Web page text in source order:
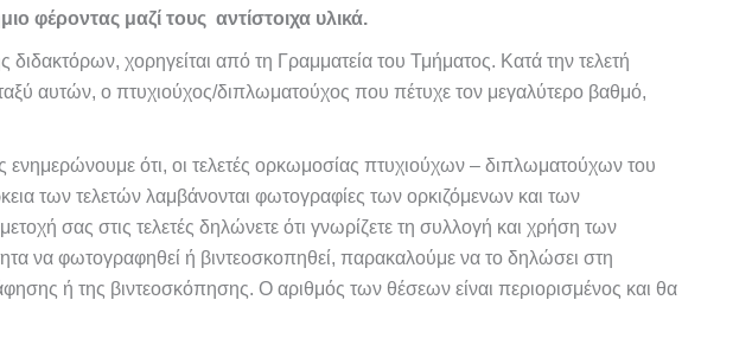
φέροντας μαζί τους αντίστοιχα υλικά.
χορηγείται από τη Γραμματεία του Τμήματος. Κατά την τελετή
αυτών, ο πτυχιούχος/διπλωματούχος που πέτυχε τον μεγαλύτερο βαθμό,
ότι, οι τελετές ορκωμοσίας πτυχιούχων – διπλωματούχων του
των τελετών λαμβάνονται φωτογραφίες των ορκιζόμενων και των
σας στις τελετές δηλώνετε ότι γνωρίζετε τη συλλογή και χρήση των
να φωτογραφηθεί ή βιντεοσκοπηθεί, παρακαλούμε να το δηλώσει στη
ή της βιντεοσκόπησης. Ο αριθμός των θέσεων είναι περιορισμένος και θα